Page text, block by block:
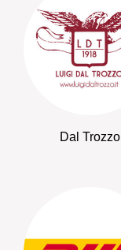
Dal Trozzo